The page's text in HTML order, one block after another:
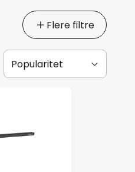
Flere filtre